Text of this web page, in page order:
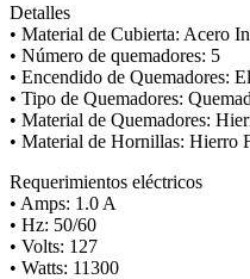
Detalles
• Material de Cubierta: Acero
• Número de quemadores: 5
• Encendido de Quemadores:
• Tipo de Quemadores:
• Material de Quemadores:
• Material de Hornillas: Hierro
Requerimientos eléctricos
• Amps: 1.0 A
• Hz: 50/60
• Volts: 127
• Watts: 11300